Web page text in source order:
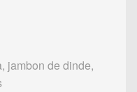
jambon de dinde,